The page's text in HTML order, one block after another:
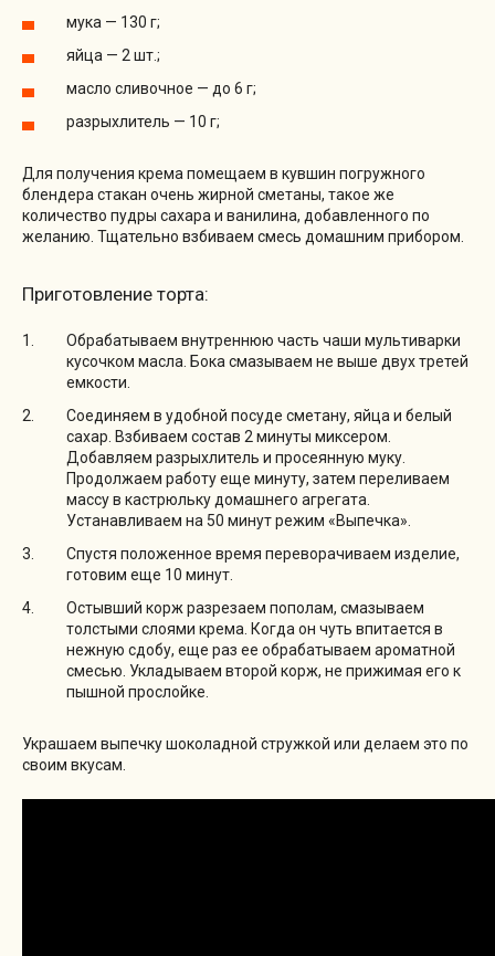
мука — 130 г;
яйца — 2 шт.;
масло сливочное — до 6 г;
разрыхлитель — 10 г;
Для получения крема помещаем в кувшин погружного
блендера стакан очень жирной сметаны, такое же
количество пудры сахара и ванилина, добавленного по
желанию. Тщательно взбиваем смесь домашним прибором.
Приготовление торта:
Обрабатываем внутреннюю часть чаши мультиварки
кусочком масла. Бока смазываем не выше двух третей
емкости.
Соединяем в удобной посуде сметану, яйца и белый
сахар. Взбиваем состав 2 минуты миксером.
Добавляем разрыхлитель и просеянную муку.
Продолжаем работу еще минуту, затем переливаем
массу в кастрюльку домашнего агрегата.
Устанавливаем на 50 минут режим «Выпечка».
Спустя положенное время переворачиваем изделие,
готовим еще 10 минут.
Остывший корж разрезаем пополам, смазываем
толстыми слоями крема. Когда он чуть впитается в
нежную сдобу, еще раз ее обрабатываем ароматной
смесью. Укладываем второй корж, не прижимая его к
пышной прослойке.
Украшаем выпечку шоколадной стружкой или делаем это по
своим вкусам.